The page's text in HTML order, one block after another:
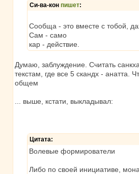
Си-ва-кон пишет:
Сообща - это вместе с тобой,
Сам - само
кар - действие.
Думаю, заблуждение. Считать
текстам, где все 5 скандх - анатта.
общем
... выше, кстати, выкладывал:
Цитата:
Волевые формирователи
Либо по своей инициативе,